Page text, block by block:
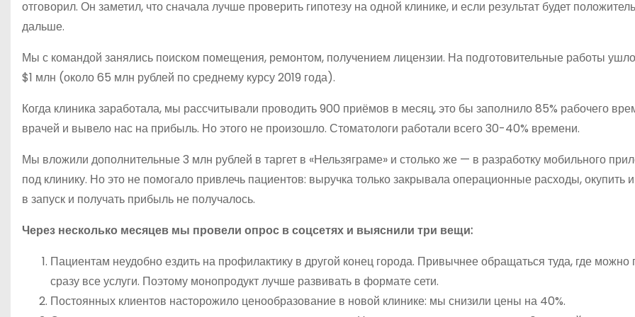
отговорил. Он заметил, что сначала лучше проверить гипотезу на одной клинике, и если результат будет
дальше.
Мы с командой занялись поиском помещения, ремонтом, получением лицензии. На подготовительные работы
$1 млн (около 65 млн рублей по среднему курсу 2019 года).
Когда клиника заработала, мы рассчитывали проводить 900 приёмов в месяц, это бы заполнило 85% рабочего
врачей и вывело нас на прибыль. Но этого не произошло. Стоматологи работали всего 30-40% времени.
Мы вложили дополнительные 3 млн рублей в таргет в «Нельзяграме» и столько же — в разработку мобильного
под клинику. Но это не помогало привлечь пациентов: выручка только закрывала операционные расходы, окупить
в запуск и получать прибыль не получалось.
Через несколько месяцев мы провели опрос в соцсетях и выяснили три вещи:
Пациентам неудобно ездить на профилактику в другой конец города. Привычнее обращаться туда, где можно
сразу все услуги. Поэтому монопродукт лучше развивать в формате сети.
Постоянных клиентов насторожило ценообразование в новой клинике: мы снизили цены на 40%.